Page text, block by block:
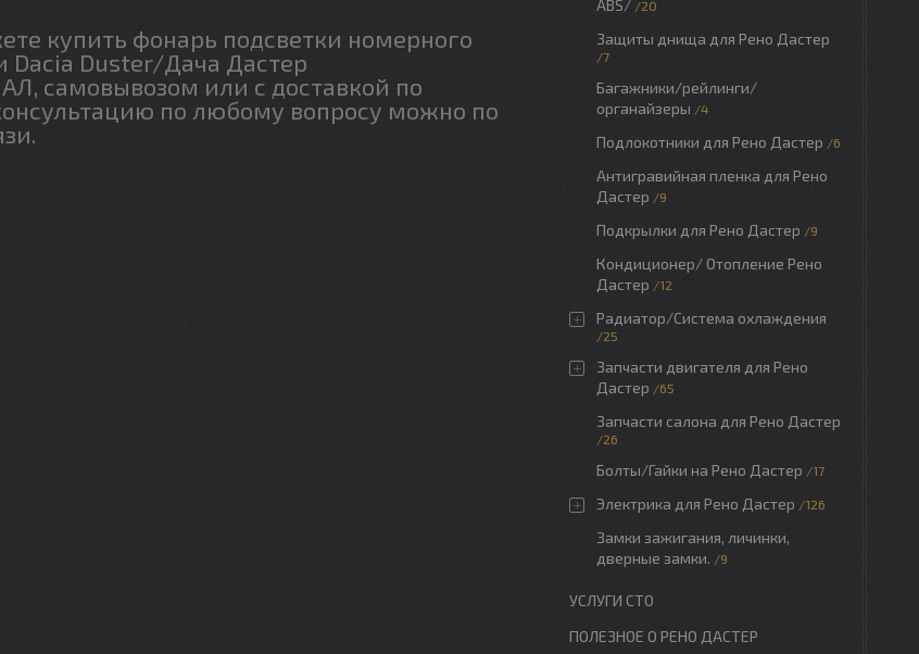
купить фонарь подсветки номерного
Dacia Duster/Дача Дастер
самовывозом или с доставкой по
по любому вопросу можно по
ABS/
20
Защиты днища для Рено Дастер
7
Багажники/рейлинги/
органайзеры
4
Подлокотники для Рено Дастер 6
Антигравийная пленка для Рено
Дастер
9
Подкрылки для Рено Дастер 9
Кондиционер/ Отопление Рено
Дастер
12
Радиатор/Система охлаждения
25
Запчасти двигателя для Рено
Дастер
65
Запчасти салона для Рено Дастер
26
Болты/Гайки на Рено Дастер 17
Электрика для Рено Дастер 126
Замки зажигания, личинки,
дверные замки.
9
УСЛУГИ СТО
ПОЛЕЗНОЕ О РЕНО ДАСТЕР